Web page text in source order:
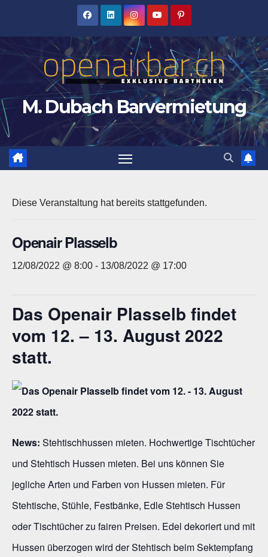
M. Dubach Barvermietung
Diese Veranstaltung hat bereits stattgefunden.
Openair Plasselb
12/08/2022 @ 8:00 - 13/08/2022 @ 17:00
Das Openair Plasselb findet
vom 12. – 13. August 2022
statt.
News: Stehtischhussen mieten. Hochwertige Tischtücher
und Stehtisch Hussen mieten. Bei uns können Sie
jegliche Arten und Farben von Hussen mieten. Für
Stehtische, Stühle, Festbänke, Edle Stehtisch Hussen
oder Tischtücher zu fairen Preisen. Edel dekoriert und mit
Hussen überzogen wird der Stehtisch beim Sektempfang